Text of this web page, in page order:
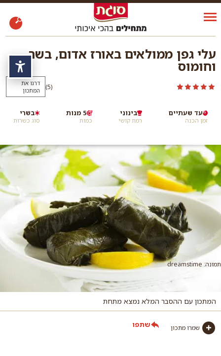
עלי גפן ממולאים באורז אדום, בשר
וחומוס
(5
)
דרגו את
המתכון
זמן הכנה
עד שעתיים
רמת קושי
בינוני
כמות
5 מנות
סוג כשרות
בשרי
תמונה: dreamstime
המתכון עם ההסבר המלא נמצא מתחת
שמרו מתכון שתפו